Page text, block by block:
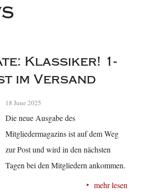
Klassiker! 1-
im Versand
18 June 2025
Die neue Ausgabe des
Mitgliedermagazins ist auf dem Weg
zur Post und wird in den nächsten
Tagen bei den Mitgliedern ankommen.
mehr lesen